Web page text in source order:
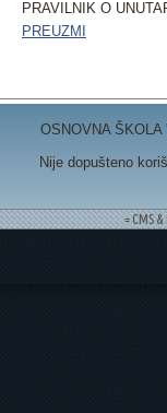
PRAVILNIK O
PREUZMI
OSNOVNA ŠKOLA
Nije dopušteno
= CMS &